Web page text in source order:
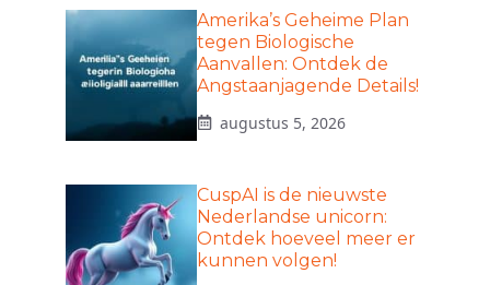
Amerika’s Geheime Plan
tegen Biologische
Aanvallen: Ontdek de
Angstaanjagende Details!
augustus 5, 2026
CuspAI is de nieuwste
Nederlandse unicorn:
Ontdek hoeveel meer er
kunnen volgen!